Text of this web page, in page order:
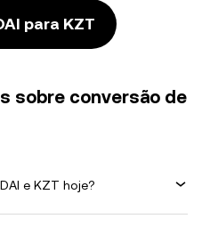
para KZT
sobre conversão de
e KZT hoje?